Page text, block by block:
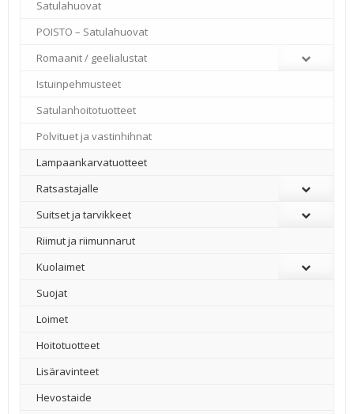
Satulahuovat
POISTO – Satulahuovat
Romaanit / geelialustat
Istuinpehmusteet
Satulanhoitotuotteet
Polvituet ja vastinhihnat
Lampaankarvatuotteet
Ratsastajalle
Suitset ja tarvikkeet
Riimut ja riimunnarut
Kuolaimet
Suojat
Loimet
Hoitotuotteet
Lisäravinteet
Hevostaide